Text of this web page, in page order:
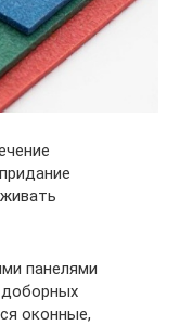
панелями
доборных
оконные,